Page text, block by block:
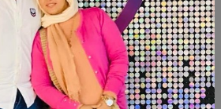
أضف الى السلة أشتري الآن